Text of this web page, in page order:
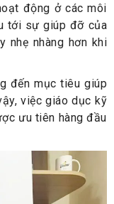
động ở các môi
tới sự giúp đỡ của
nhẹ nhàng hơn khi
đến mục tiêu giúp
việc giáo dục kỹ
ưu tiên hàng đầu